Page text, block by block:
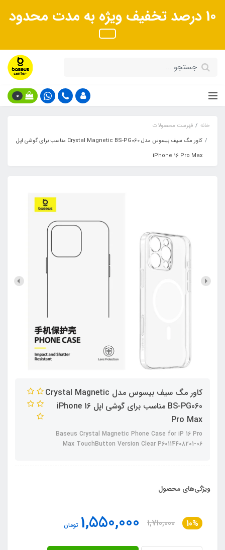
10 درصد تخفیف ویژه به مدت محدود
0
خانه
فهرست محصولات
کاور مگ سیف بیسوس مدل Crystal Magnetic BS-PG060 مناسب برای گوشی اپل
iPhone 16 Pro Max
کاور مگ سیف بیسوس مدل Crystal Magnetic
BS-PG060 مناسب برای گوشی اپل iPhone 16
Pro Max
Baseus Crystal Magnetic Phone Case for iP 16 Pro
Max TouchButton Version Clear P60114408201-06
ویژگی‌های محصول
10%
1,710,000
1,550,000 تومان